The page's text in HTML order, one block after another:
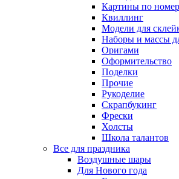
Картины по
Квиллинг
Модели для
Наборы и массы
Оригами
Оформительство
Поделки
Прочие
Рукоделие
Скрапбукинг
Фрески
Холсты
Школа талантов
Все для праздника
Воздушные шары
Для Нового года